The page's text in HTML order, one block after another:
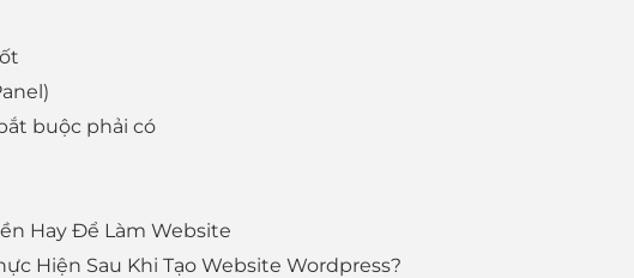
buộc phải có
Hay Để Làm Website
Hiện Sau Khi Tạo Website Wordpress?